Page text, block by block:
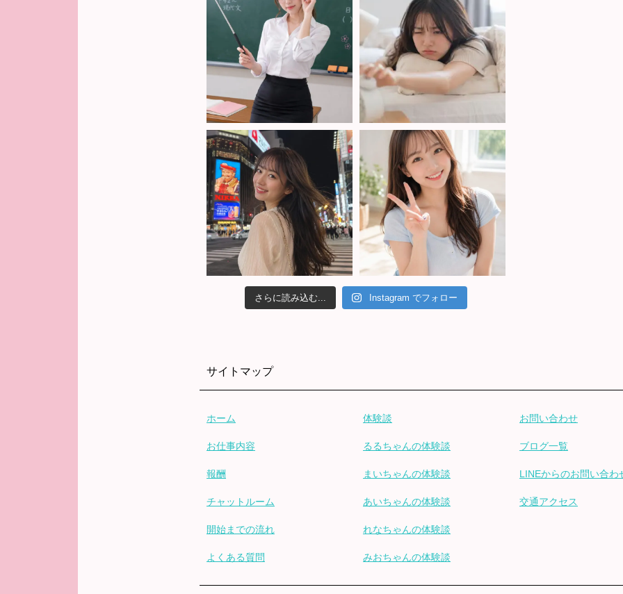
さらに読み込む... Instagram でフォロー
サイトマップ
ホーム
お仕事内容
報酬
チャットルーム
開始までの流れ
よくある質問
体験談
るるちゃんの体験談
まいちゃんの体験談
あいちゃんの体験談
れなちゃんの体験談
みおちゃんの体験談
お問い合わせ
ブログ一覧
LINEからのお問い合わ
交通アクセス